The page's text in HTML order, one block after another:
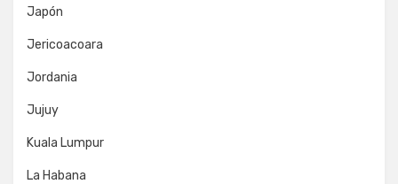
Japón
Jericoacoara
Jordania
Jujuy
Kuala Lumpur
La Habana